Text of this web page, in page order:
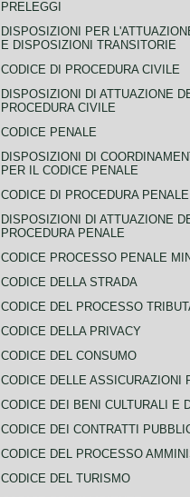
PRELEGGI
DISPOSIZIONI PER
E DISPOSIZIONI TRANSITORIE
CODICE DI PROCEDURA CIVILE
DISPOSIZIONI DI ATTUAZIONE
PROCEDURA CIVILE
CODICE PENALE
DISPOSIZIONI DI
PER IL CODICE PENALE
CODICE DI PROCEDURA PENALE
DISPOSIZIONI DI ATTUAZIONE
PROCEDURA PENALE
CODICE PROCESSO PENALE
CODICE DELLA STRADA
CODICE DEL PROCESSO
CODICE DELLA PRIVACY
CODICE DEL CONSUMO
CODICE DELLE ASSICURAZIONI
CODICE DEI BENI CULTURALI E
CODICE DEI CONTRATTI
CODICE DEL PROCESSO
CODICE DEL TURISMO